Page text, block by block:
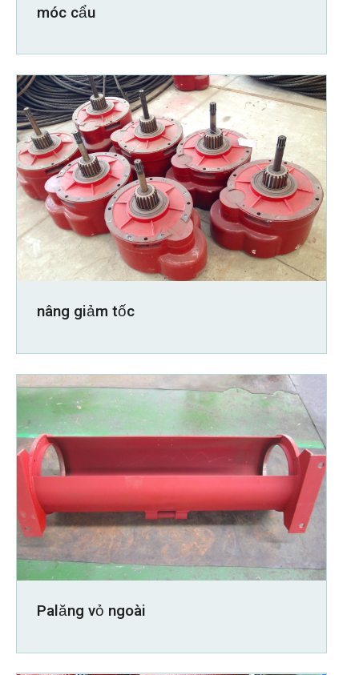
móc cẩu
nâng giảm tốc
Palăng vỏ ngoài